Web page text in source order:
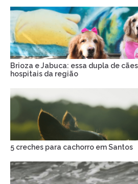
Brioza e Jabuca: essa dupla de
hospitais da região
5 creches para cachorro em Santos